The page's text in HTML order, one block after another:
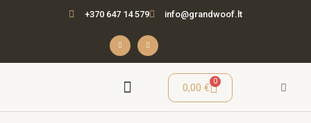
+370 647 14 579 info@grandwoof.lt
F
a
e
b
I
n
t
a
0,00€
0
Cart